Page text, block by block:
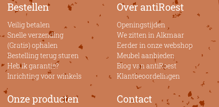
Bestellen
Veilig betalen
Snelle verzending
(Gratis) ophalen
Bestelling terug sturen
Heb ik garantie?
Inrichting voor winkels
Over antiRoest
Openingstijden
We zitten in Alkmaar
Eerder in onze webshop
Meubel aanbieden
Blog van antiRoest
Klantbeoordelingen
Onze producten Contact